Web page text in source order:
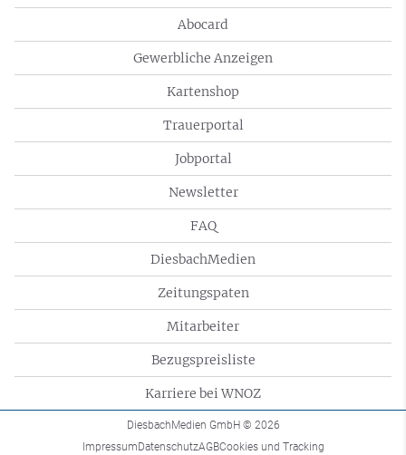
Abocard
Gewerbliche Anzeigen
Kartenshop
Trauerportal
Jobportal
Newsletter
FAQ
DiesbachMedien
Zeitungspaten
Mitarbeiter
Bezugspreisliste
Karriere bei WNOZ
DiesbachMedien GmbH © 2026
ImpressumDatenschutzAGBCookies und Tracking